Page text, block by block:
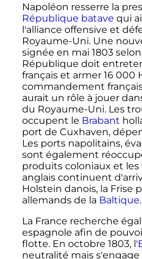
Napoléon resserre la
République batave qui
l'alliance offensive et
Royaume-Uni. Une
signée en mai 1803selon
République doit
français et armer 16 000
commandement
aurait un rôle à jouer
du Royaume-Uni. Les
occupent le Brabant
port de Cuxhaven,
Les ports napolitains,
sont également
produits coloniaux et
anglais continuent
Holstein danois, la Frise
allemands de la Baltique.
La France recherche
espagnole afin de
flotte. En octobre 1803, l'
neutralité mais s'engage